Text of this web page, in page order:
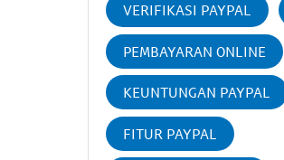
VERIFIKASI PAYPAL
PEMBAYARAN ONLINE
KEUNTUNGAN PAYPAL
FITUR PAYPAL